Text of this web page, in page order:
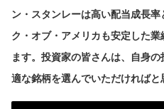
ン・スタンレーは高い配当成長
ク・オブ・アメリカも安定した
ます。投資家の皆さんは、自身
適な銘柄を選んでいただければと